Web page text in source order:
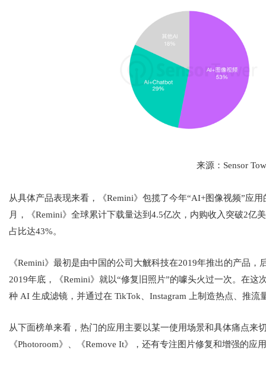
来源：Sensor
从具体产品表现来看，《Remini》包揽了今年“AI+图像视频”应
月，《Remini》全球累计下载量达到4.5亿次，内购收入突破2亿
占比达43%。
《Remini》最初是由中国的公司大觥科技在2019年推出的产品
2019年底，《Remini》就以“修复旧照片”的噱头火过一次。在
种 AI 生成滤镜，并通过在 TikTok、Instagram 上制造热点、推流
从下面榜单来看，热门的应用主要以某一使用场景和具体痛点来
《Photoroom》、《Remove It》，还有专注图片修复和增强的应